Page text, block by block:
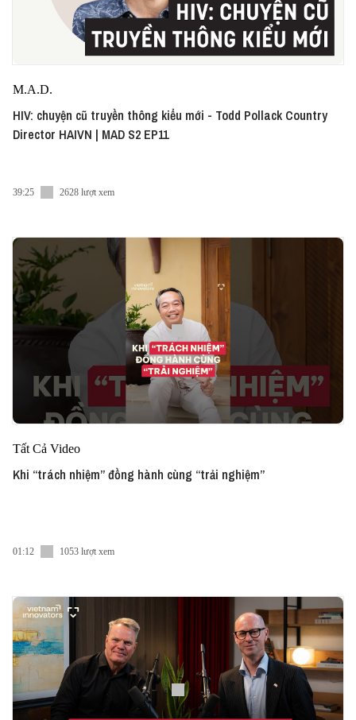
M.A.D.
HIV: chuyện cũ truyền thông kiểu mới - Todd Pollack Country
Director HAIVN | MAD S2 EP11
39:25 2628 lượt xem
Tất Cả Video
Khi “trách nhiệm” đồng hành cùng “trải nghiệm”
01:12 1053 lượt xem